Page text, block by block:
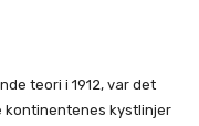
teori i 1912, var det
kontinentenes kystlinjer